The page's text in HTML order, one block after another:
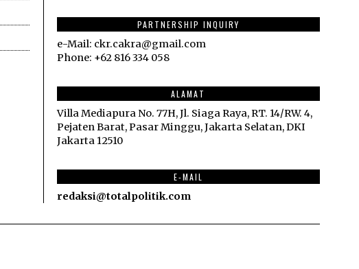
PARTNERSHIP INQUIRY
e-Mail: ckr.cakra@gmail.com
Phone: +62 816 334 058
ALAMAT
Villa Mediapura No. 77H, Jl. Siaga Raya, RT. 14/RW. 4,
Pejaten Barat, Pasar Minggu, Jakarta Selatan, DKI
Jakarta 12510
E-MAIL
redaksi@totalpolitik.com